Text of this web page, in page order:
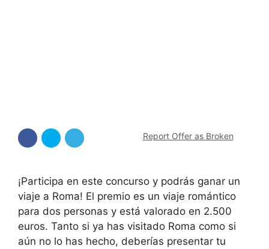
Report Offer as Broken
¡Participa en este concurso y podrás ganar un
viaje a Roma! El premio es un viaje romántico
para dos personas y está valorado en 2.500
euros. Tanto si ya has visitado Roma como si
aún no lo has hecho, deberías presentar tu